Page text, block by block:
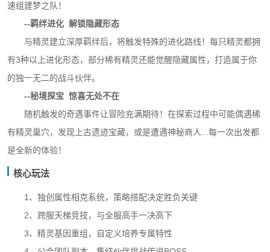
速组建梦之队！
--羁绊进化 解锁隐藏形态
与精灵建立深厚羁绊后，将触发特殊的进化路线！每只精灵都拥
有3种以上进化形态，部分稀有精灵还能觉醒隐藏属性，打造属于你
的独一无二的战斗伙伴。
--秘境探宝 惊喜无处不在
随机触发的奇遇事件让冒险充满期待！在探索过程中可能偶遇稀
有精灵巢穴，发现上古遗迹宝藏，或是遭遇神秘商人...每一次出发都
是全新的体验！
核心玩法
1、独创属性相克系统，策略搭配决定胜负关键
2、跨服天梯竞技，与全服高手一决高下
3、精灵基因重组，自定义培养专属特性